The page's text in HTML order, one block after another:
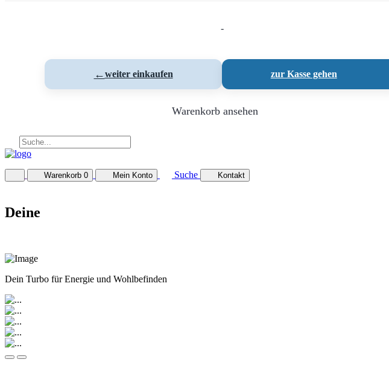
-
←weiter einkaufen zur Kasse gehen
Warenkorb ansehen
Warenkorb 0 Mein Konto Suche Kontakt
Deine
Dein Turbo für Energie und Wohlbefinden